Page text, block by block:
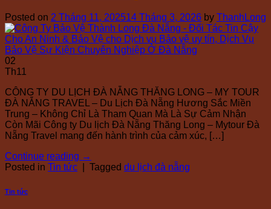
Posted on 2 Tháng 11, 202514 Tháng 3, 2026 by ThanhLong
02
Th11
CÔNG TY DU LỊCH ĐÀ NẴNG THĂNG LONG – MY TOUR
ĐÀ NẴNG TRAVEL – Du Lịch Đà Nẵng Hương Sắc Miền
Trung – Không Chỉ Là Tham Quan Mà Là Sự Cảm Nhận
Còn Mãi Công ty Du lịch Đà Nẵng Thăng Long – Mytour Đà
Nẵng Travel mang đến hành trình của cảm xúc, […]
Continue reading →
Posted in Tin tức Tagged du lịch đà nẵng
Tin tức